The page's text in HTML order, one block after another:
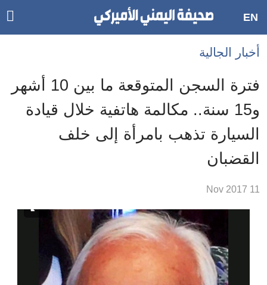
Accessibility
links
الرئيسي
الأقسام
الرئيسية
Search
EN
أخبار الجالية
فترة السجن المتوقعة ما بين 10 أشهر
و15 سنة.. مكالمة هاتفية خلال قيادة
السيارة تذهب بامرأة إلى خلف
القضبان
11 Nov 2017